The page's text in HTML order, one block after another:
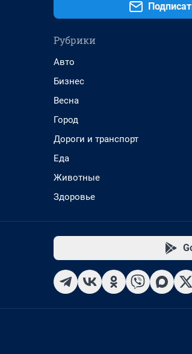
Рубрики
Авто
Бизнес
Весна
Город
Дороги и транспорт
Еда
Животные
Здоровье